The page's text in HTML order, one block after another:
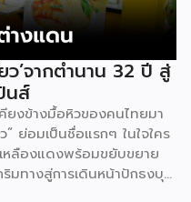
ว’จากตำนาน 32 ปี สู่
นส์
งข้างมื้อหิวของคนไทยมา
ย่อมเป็นชื่อแรกๆ ในใจใคร
ลืองแดงพร้อมขยับขยาย
มทางสู่การเดินหน้าปักธงบุก